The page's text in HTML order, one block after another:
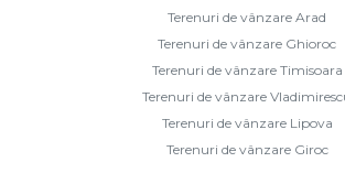
Terenuri de vânzare Arad
Terenuri de vânzare Ghioroc
Terenuri de vânzare Timisoara
Terenuri de vânzare
Terenuri de vânzare Lipova
Terenuri de vânzare Giroc